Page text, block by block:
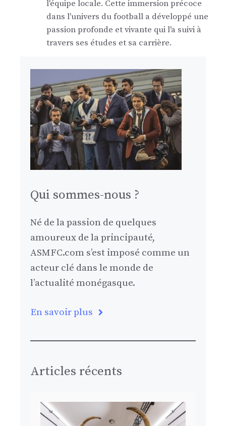
l'équipe locale. Cette immersion précoce
dans l'univers du football a développé une
passion profonde et vivante qui l'a suivi à
travers ses études et sa carrière.
Qui sommes-nous ?
Né de la passion de quelques
amoureux de la principauté,
ASMFC.com s’est imposé comme un
acteur clé dans le monde de
l’actualité monégasque.
En savoir plus
Articles récents